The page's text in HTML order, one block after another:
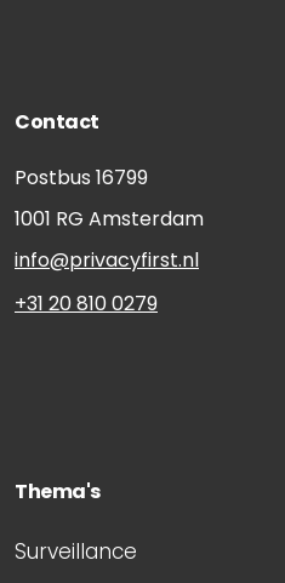
Contact
Postbus 16799
1001 RG Amsterdam
info@privacyfirst.nl
+31 20 810 0279
Thema's
Surveillance